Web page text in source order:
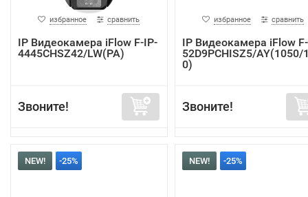
избранное сравнить
IP Видеокамера iFlow F-IP-
4445CHSZ42/LW(PA)
Звоните!
избранное сравнить
IP Видеокамера iFlow
52D9PCHISZ5/AY(1050/
0)
Звоните!
NEW! -25% NEW! -25%